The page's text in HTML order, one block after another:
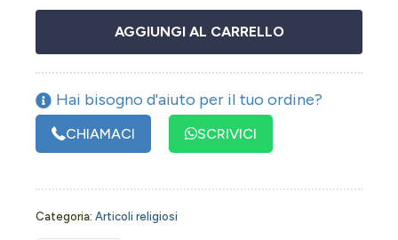
AGGIUNGI AL CARRELLO
Hai bisogno d'aiuto per il tuo ordine?
CHIAMACI SCRIVICI
Categoria: Articoli religiosi